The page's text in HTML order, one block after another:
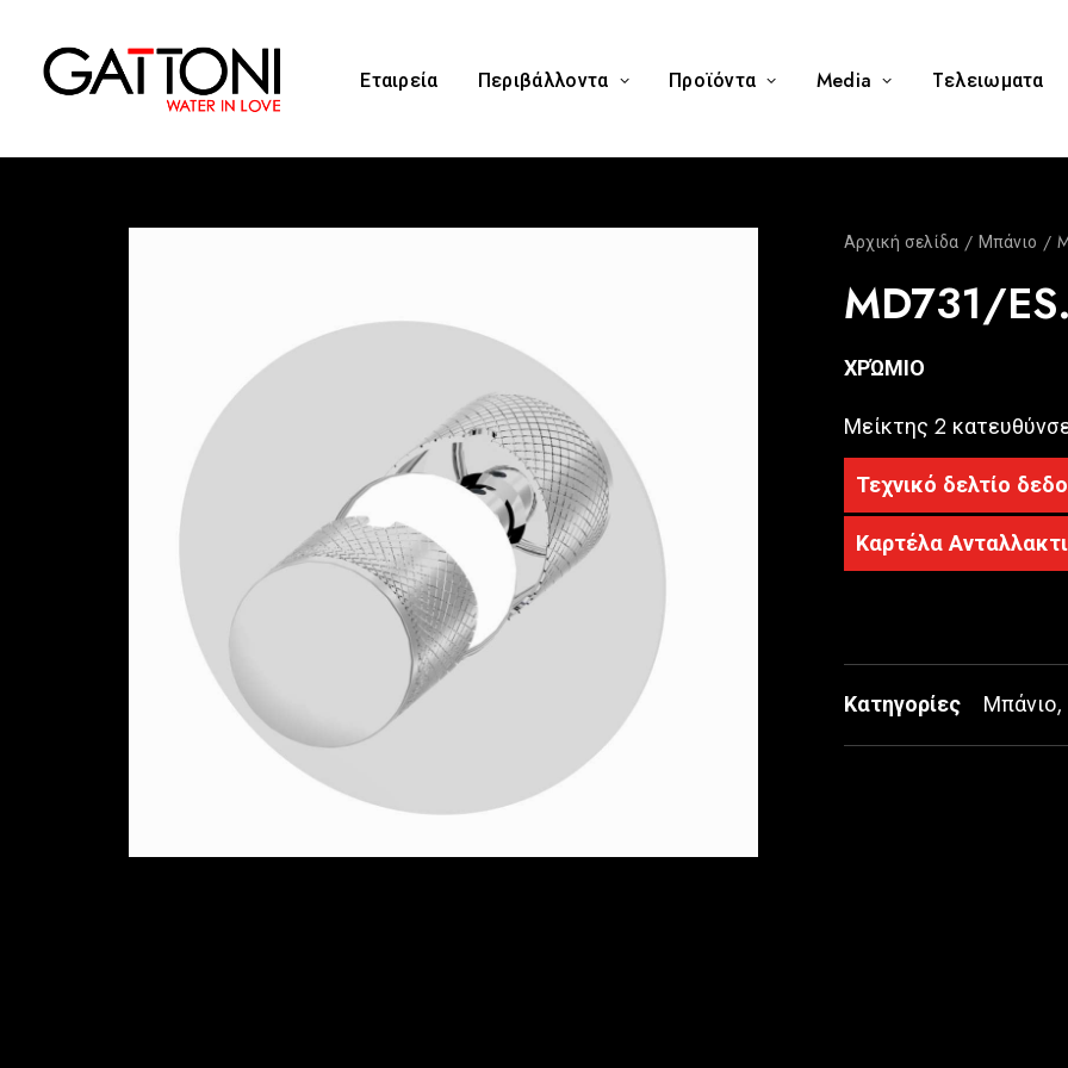
Εταιρεία Περιβάλλοντα Προϊόντα Media Tελειωματα
Αρχική σελίδα Μπάνιο
MD731/
ΧΡΏΜΙΟ
Μείκτης 2
Τεχνικό δελτίο
Καρτέλα
Κατηγορίες Μπάνιο,